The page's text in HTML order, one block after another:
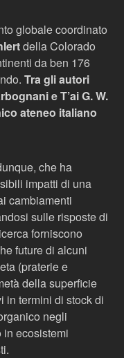
globale coordinato
della Colorado
da ben 176
Tra gli autori
e T’ai G. W.
ateneo italiano
che ha
impatti di una
cambiamenti
sulle risposte di
forniscono
future di alcuni
(praterie e
della superficie
in termini di stock di
negli
in ecosistemi